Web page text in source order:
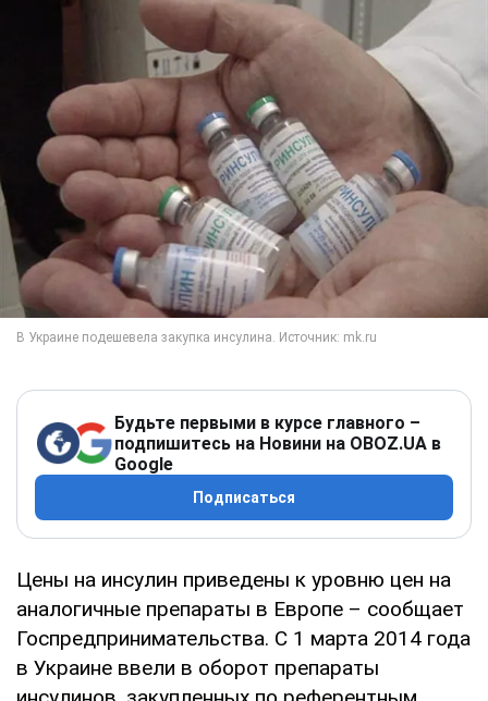
Будьте первыми в курсе главного –
подпишитесь на Новини на OBOZ.UA в
Google
Подписаться
Цены на инсулин приведены к уровню цен на
аналогичные препараты в Европе – сообщает
Госпредпринимательства. С 1 марта 2014 года
в Украине ввели в оборот препараты